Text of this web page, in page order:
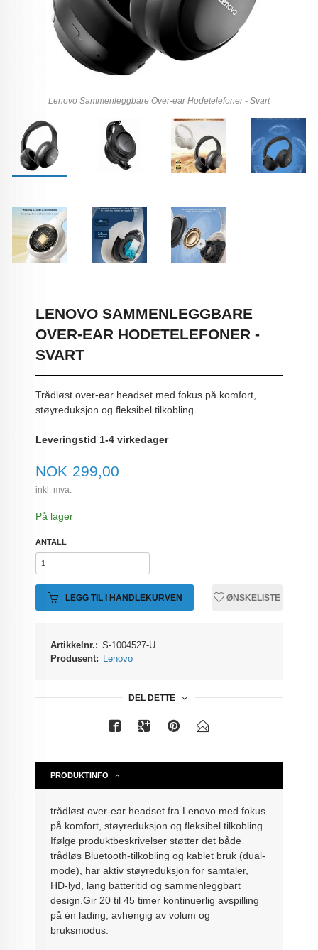
Lenovo Sammenleggbare Over-ear Hodetelefoner - Svart
LENOVO SAMMENLEGGBARE
OVER-EAR HODETELEFONER -
SVART
Trådløst over-ear headset med fokus på komfort,
støyreduksjon og fleksibel tilkobling.
Leveringstid 1-4 virkedager
Pris
NOK 299,00
inkl. mva.
På lager
ANTALL
LEGG TIL I HANDLEKURVEN ØNSKELISTE
Artikkelnr.: S-1004527-U
Produsent: Lenovo
DEL DETTE
PRODUKTINFO
trådløst over-ear headset fra Lenovo med fokus
på komfort, støyreduksjon og fleksibel tilkobling.
Ifølge produktbeskrivelser støtter det både
trådløs Bluetooth-tilkobling og kablet bruk (dual-
mode), har aktiv støyreduksjon for samtaler,
HD-lyd, lang batteritid og sammenleggbart
design.Gir 20 til 45 timer kontinuerlig avspilling
på én lading, avhengig av volum og
bruksmodus.